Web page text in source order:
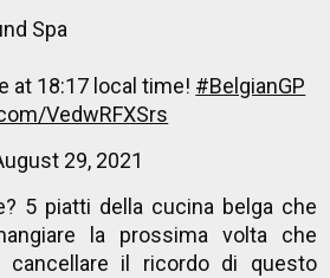
Spa
at 18:17 local time! #BelgianGP
VedwRFXSrs
29, 2021
5 piatti della cucina belga che
la prossima volta che
cancellare il ricordo di questo